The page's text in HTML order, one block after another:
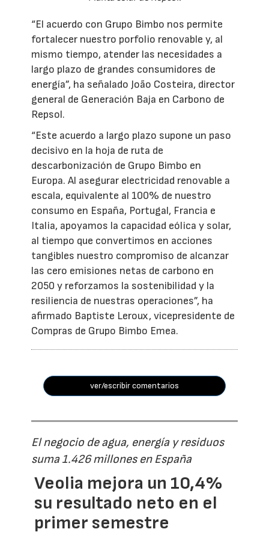
“El acuerdo con Grupo Bimbo nos permite
fortalecer nuestro porfolio renovable y, al
mismo tiempo, atender las necesidades a
largo plazo de grandes consumidores de
energía”, ha señalado João Costeira, director
general de Generación Baja en Carbono de
Repsol.
“Este acuerdo a largo plazo supone un paso
decisivo en la hoja de ruta de
descarbonización de Grupo Bimbo en
Europa. Al asegurar electricidad renovable a
escala, equivalente al 100% de nuestro
consumo en España, Portugal, Francia e
Italia, apoyamos la capacidad eólica y solar,
al tiempo que convertimos en acciones
tangibles nuestro compromiso de alcanzar
las cero emisiones netas de carbono en
2050 y reforzamos la sostenibilidad y la
resiliencia de nuestras operaciones”, ha
afirmado Baptiste Leroux, vicepresidente de
Compras de Grupo Bimbo Emea.
ver/escribir comentarios
El negocio de agua, energía y residuos
suma 1.426 millones en España
Veolia mejora un 10,4%
su resultado neto en el
primer semestre